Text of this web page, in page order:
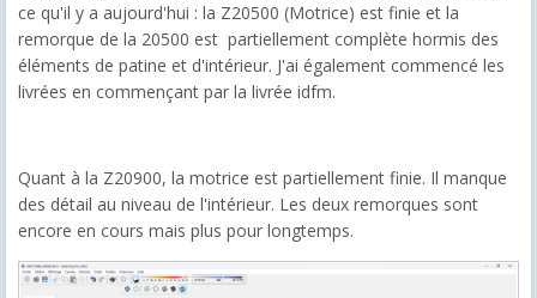
ce qu'il y a aujourd'hui : la Z20500 (Motrice) est finie et la
remorque de la 20500 est partiellement complète hormis des
éléments de patine et d'intérieur. J'ai également commencé les
livrées en commençant par la livrée idfm.
Quant à la Z20900, la motrice est partiellement finie. Il manque
des détail au niveau de l'intérieur. Les deux remorques sont
encore en cours mais plus pour longtemps.